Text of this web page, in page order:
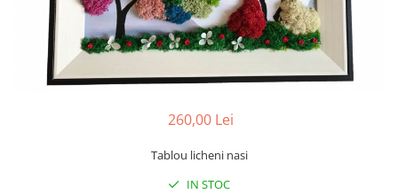
Tablou licheni pentru Barbati
Tablouri 40/30
Tablouri cu licheni pe canvas
Tablouri cu licheni pentru Nasi si
260,00 Lei
Tablou licheni nasi
IN STOC